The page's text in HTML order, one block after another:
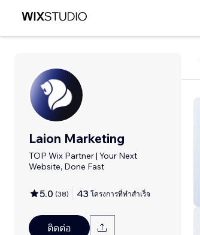
Laion Marketing
TOP Wix Partner | Your Next
Website, Done Fast
5.0 (38) 43 โครงการที่ทำสำเร็จ
ติดต่อ